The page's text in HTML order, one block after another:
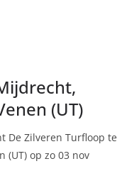
(UT)
De Zilveren Turfloop te
(UT) op zo 03 nov